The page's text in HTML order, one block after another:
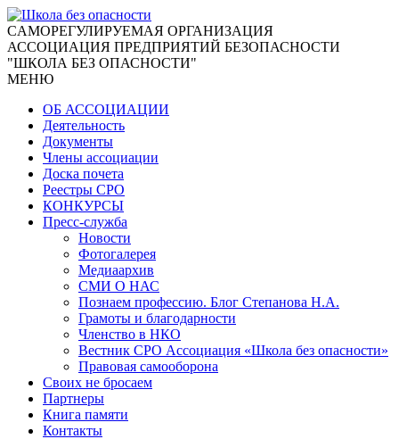
CАМОРЕГУЛИРУЕМАЯ ОРГАНИЗАЦИЯ
АССОЦИАЦИЯ ПРЕДПРИЯТИЙ БЕЗОПАСНОСТИ
"ШКОЛА БЕЗ ОПАСНОСТИ"
МЕНЮ
ОБ АССОЦИАЦИИ
Деятельность
Документы
Члены ассоциации
Доска почета
Реестры СРО
КОНКУРСЫ
Пресс-служба
Новости
Фотогалерея
Медиаархив
СМИ О НАС
Познаем профессию. Блог Степанова Н.А.
Грамоты и благодарности
Членство в НКО
Вестник СРО Ассоциация «Школа без опасности»
Правовая самооборона
Своих не бросаем
Партнеры
Книга памяти
Контакты